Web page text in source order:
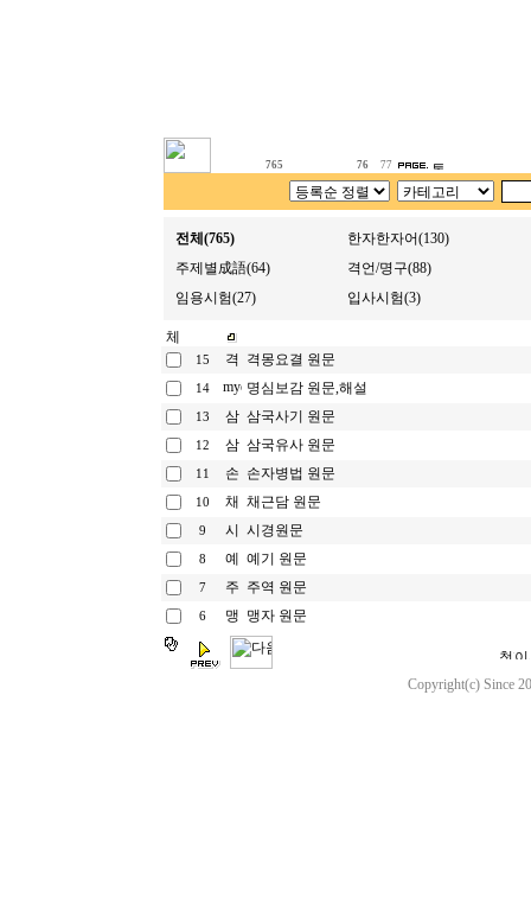
765 76 77
전체(765)
한자한자어(130)
주제별成語(64)
격언/명구(88)
임용시험(27)
입사시험(3)
15 격몽요결 원문
14 명심보감 원문,해설
13 삼국사기 원문
12 삼국유사 원문
11 손자병법 원문
10 채근담 원문
9 시경원문
8 예기 원문
7 주역 원문
6 맹자 원문
Copyright(c) Since